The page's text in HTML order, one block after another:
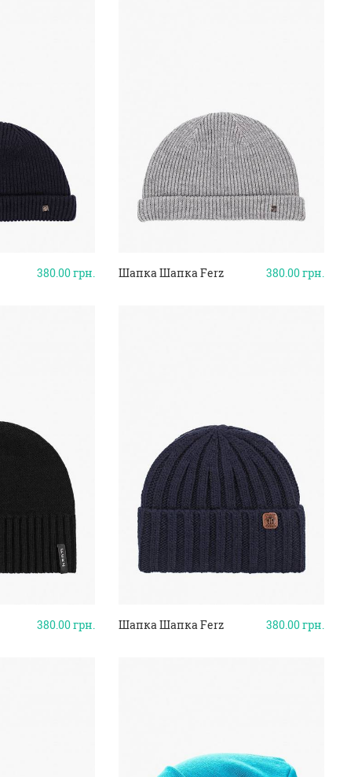
380.00грн. 380.00грн.
Шапка Шапка Ferz
380.00грн. 380.00грн.
Шапка Шапка Ferz